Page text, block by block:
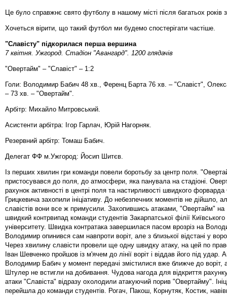
Це було справжнє свято футболу в нашому місті після багатьох років
Хочеться вірити, що такий футбол ми будемо спостерігати частіше.
"Славісту" підкорилася перша вершина
7 квітня. Ужгород. Стадіон "Авангард". 1200 глядачів
"Овертайм" – "Славіст" – 1:2
Голи: Володимир Бабич 48 хв., Ференц Барта 76 хв. – "Славіст",
– 73 хв. – "Овертайм".
Арбітр: Михайло Митровський.
Асистенти арбітра: Ігор Гарлач, Юрій Нагорняк.
Резервний арбітр: Томаш Бабич.
Делегат ФФ м.Ужгород: Йосип Шитєв.
Із перших хвилин гри команди повели боротьбу за центр поля.
пристосувався до поля, до атмосфери, яка панувала на стадіоні.
рахунок активності в центрі поля та настирливості швидкого
Грицкевича захопили ініціативу. До небезпечних моментів не дійшло,
славістів вони все ж примусили. Захопившись атаками, "Овертайм" на
швидкий контрвипад команди студентів Закарпатської філії Київського
університету. Швидка контратака завершилася пасом врозріз на
Володимир опинився сам навпроти воріт, але з близької відстані у
Через хвилину славісти провели ще одну швидку атаку, на цей по
Іван Шевченко пройшов із м'ячем до лінії воріт і віддав його під удар.
Володимир Бабич у момент передачі змістилися вже ближче до воріт,
Штулер не встигли на добивання. Чудова нагода для відкриття
атаки "Славіста" відразу охолодили атакуючий порив "Овертайму".
перейшла до команди студентів. Рогач, Пакош, Корнутяк, Костик,